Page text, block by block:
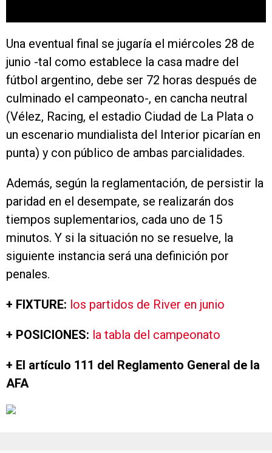
Una eventual final se jugaría el miércoles 28 de
junio -tal como establece la casa madre del
fútbol argentino, debe ser 72 horas después de
culminado el campeonato-, en cancha neutral
(Vélez, Racing, el estadio Ciudad de La Plata o
un escenario mundialista del Interior picarían en
punta) y con público de ambas parcialidades.
Además, según la reglamentación, de persistir la
paridad en el desempate, se realizarán dos
tiempos suplementarios, cada uno de 15
minutos. Y si la situación no se resuelve, la
siguiente instancia será una definición por
penales.
+ FIXTURE: los partidos de River en junio
+ POSICIONES: la tabla del campeonato
+ El artículo 111 del Reglamento General de la
AFA